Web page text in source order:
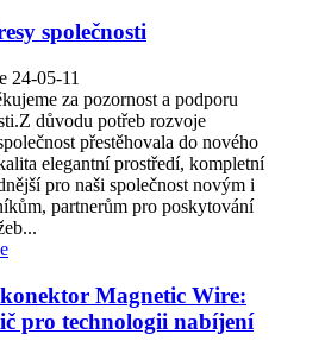
společnosti
24-05-11
za pozornost a podporu
důvodu potřeb rozvoje
přestěhovala do nového
elegantní prostředí, kompletní
pro naši společnost novým i
partnerům pro poskytování
Magnetic Wire:
pro technologii nabíjení